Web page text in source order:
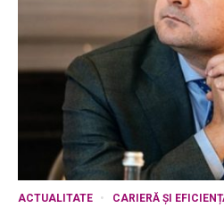
ACTUALITATE
CARIERĂ ȘI